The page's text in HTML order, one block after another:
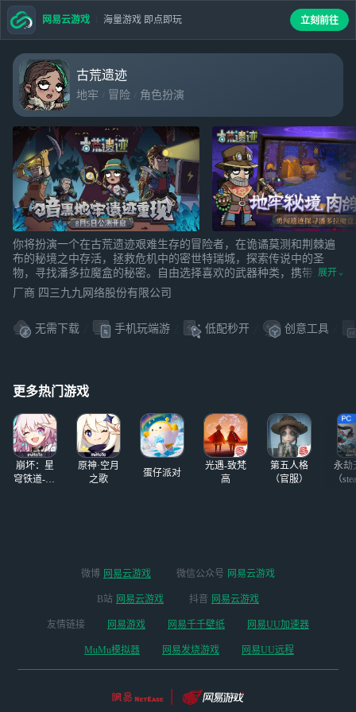
古荒遗迹
地牢 冒险 角色扮演
你将扮演一个在古荒遗迹艰难生存的冒险者，在诡谲莫测和荆棘遍
布的秘境之中存活，拯救危机中的密世特瑞城，探索传说中的圣
物，寻找潘多拉魔盒的秘密。自由选择喜欢的武器种类，携带主副
双武器与怪物战斗，更有丰富的深度养成和萌宠精灵为你的冒险增
添助力！随机变换的场景关卡和怪物让你的冒险旅途精彩纷呈！
展开
厂商 四三九九网络股份有限公司
无需下载 手机玩端游 低配秒开 创意工具
更多热门游戏
崩坏：星
穹铁道-4.4
原神·空月
之歌
蛋仔派对
光遇-致梵
高
第五人格
（官服）
永劫
（
网易云游戏 海量游戏 即点即玩 立刻前往
微博 网易云游戏 微信公众号 网易云游戏
B站 网易云游戏 抖音 网易云游戏
友情链接 网易游戏 网易千千壁纸 网易UU加速器
MuMu模拟器 网易发烧游戏 网易UU远程